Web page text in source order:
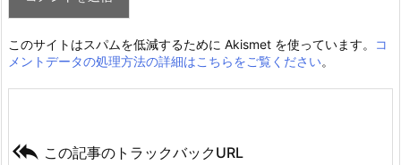
このサイトはスパムを低減するために Akismet を使っています。
コ
メントデータの処理方法の詳細はこちらをご覧ください。
 この記事のトラックバックURL